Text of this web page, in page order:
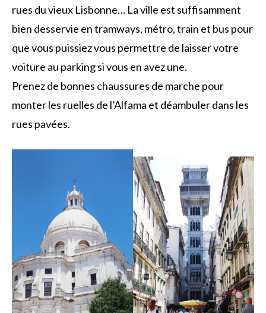
rues du vieux Lisbonne… La ville est suffisamment
bien desservie en tramways, métro, train et bus pour
que vous puissiez vous permettre de laisser votre
voiture au parking si vous en avez une.
Prenez de bonnes chaussures de marche pour
monter les ruelles de l’Alfama et déambuler dans les
rues pavées.